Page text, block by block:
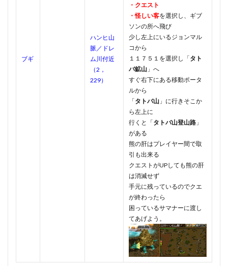
ブギ
ハンヒ山
脈／ドレ
ム川付近
（2，
229）
・クエスト
・怪しい客を選択し、ギブ
ソンの所へ飛び
少し左上にいるジョンマル
コから
１１７５１を選択し「タト
バ鉱山 」へ
すぐ右下にある移動ポータ
ルから
「タトバ山 」に行きそこか
ら左上に
行くと「タトバ山登山路 」
がある
熊の肝はプレイヤー間で取
引も出来る
クエストがUPしても熊の肝
は消滅せず
手元に残っているのでクエ
が終わったら
困っているサマナーに渡し
てあげよう。